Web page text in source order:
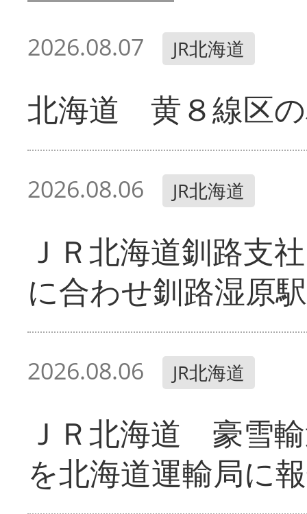
2026.08.07 JR北海道
北海道 黄８線区
2026.08.06 JR北海道
ＪＲ北海道釧路支
に合わせ釧路湿原
2026.08.06 JR北海道
ＪＲ北海道 豪雪
を北海道運輸局に